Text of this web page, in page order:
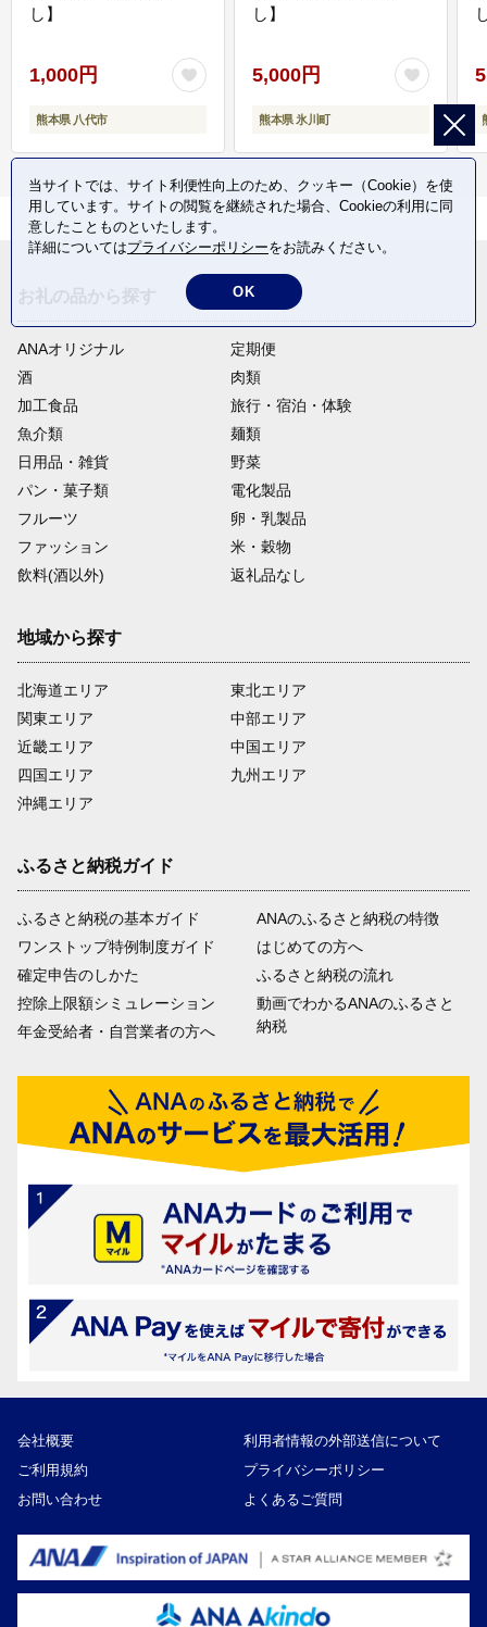
し】
1,000円
熊本県 八代市
し】
5,000円
熊本県 氷川町
ANAオリジナル
定期便
酒
肉類
加工食品
旅行・宿泊・体験
魚介類
麺類
日用品・雑貨
野菜
パン・菓子類
電化製品
フルーツ
卵・乳製品
ファッション
米・穀物
飲料(酒以外)
返礼品なし
地域から探す
北海道エリア
関東エリア
近畿エリア
四国エリア
沖縄エリア
東北エリア
中部エリア
中国エリア
九州エリア
ふるさと納税ガイド
ふるさと納税の基本ガイド
ワンストップ特例制度ガイド
確定申告のしかた
控除上限額シミュレーション
年金受給者・自営業者の方へ
ANAのふるさと納税の特徴
はじめての方へ
ふるさと納税の流れ
動画でわかるANAのふるさと
納税
会社概要
利用者情報の外部送信について
ご利用規約
プライバシーポリシー
お問い合わせ
よくあるご質問
当サイトでは、サイト利便性向上のため、クッキー（Cookie）を使
用しています。サイトの閲覧を継続された場合、Cookieの利用に同
意したことものといたします。
詳細についてはプライバシーポリシーをお読みください。
OK